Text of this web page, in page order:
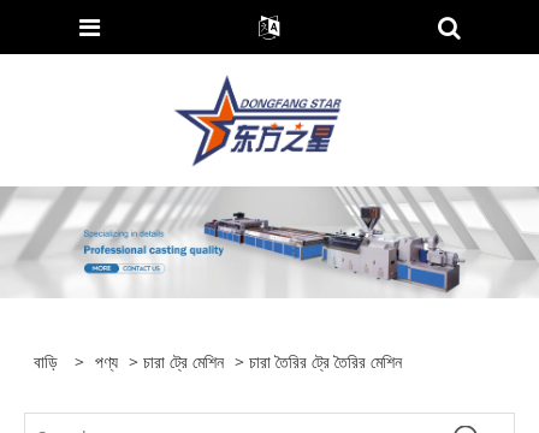
বাড়ি > পণ্য >চারা ট্রে মেশিন > চারা তৈরির ট্রে তৈরির মেশিন